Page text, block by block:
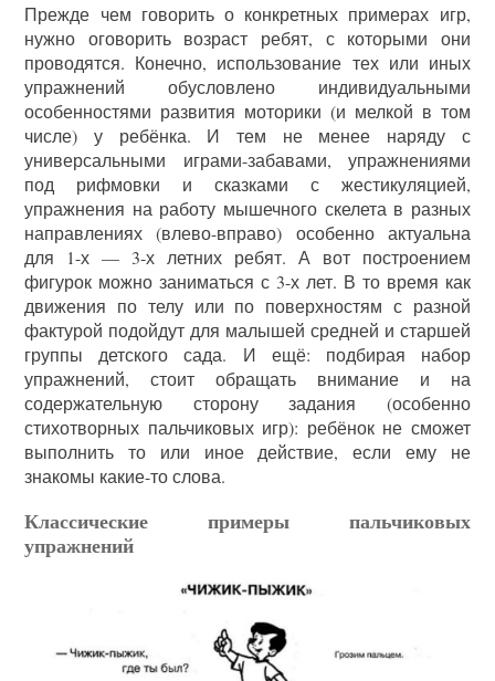
Прежде чем говорить о конкретных примерах игр,
нужно оговорить возраст ребят, с которыми они
проводятся. Конечно, использование тех или иных
упражнений обусловлено индивидуальными
особенностями развития моторики (и мелкой в том
числе) у ребёнка. И тем не менее наряду с
универсальными играми-забавами, упражнениями
под рифмовки и сказками с жестикуляцией,
упражнения на работу мышечного скелета в разных
направлениях (влево-вправо) особенно актуальна
для 1-х — 3-х летних ребят. А вот построением
фигурок можно заниматься с 3-х лет. В то время как
движения по телу или по поверхностям с разной
фактурой подойдут для малышей средней и старшей
группы детского сада. И ещё: подбирая набор
упражнений, стоит обращать внимание и на
содержательную сторону задания (особенно
стихотворных пальчиковых игр): ребёнок не сможет
выполнить то или иное действие, если ему не
знакомы какие-то слова.
Классические примеры пальчиковых
упражнений